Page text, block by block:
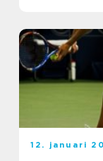
12. januari